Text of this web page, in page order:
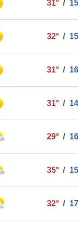
31° /
32° /
31° /
31° /
29° /
35° /
32° /